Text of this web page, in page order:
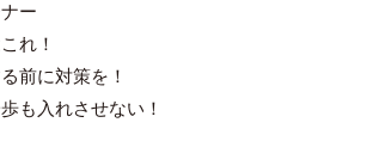
ー
れ！
前に対策を！
も入れさせない！